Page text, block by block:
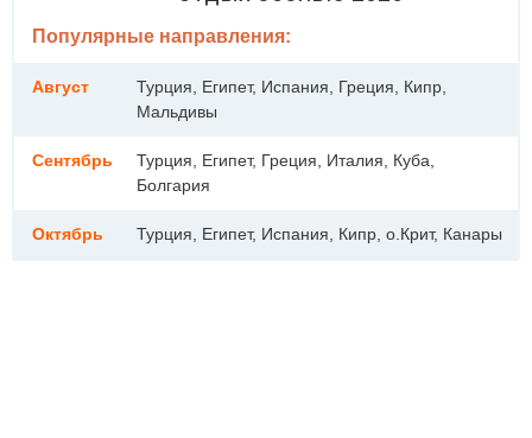
Популярные направления:
Август
Турция, Египет, Испания, Греция, Кипр,
Мальдивы
Сентябрь
Турция, Египет, Греция, Италия, Куба,
Болгария
Октябрь Турция, Египет, Испания, Кипр, о.Крит, Канары